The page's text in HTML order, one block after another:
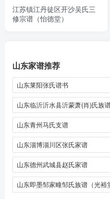
江苏镇江丹徒区开沙吴氏三
修宗谱（怡德堂）
山东家谱推荐
山东莱阳张氏谱书
山东临沂沂水县沂蒙萧(肖)氏族
山东青州马氏支谱
山东淄博淄川区张氏家谱
山东德州武城县赵氏家谱
山东即墨邹家疃邹氏族谱（光裕